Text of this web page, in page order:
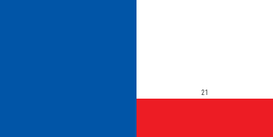
21